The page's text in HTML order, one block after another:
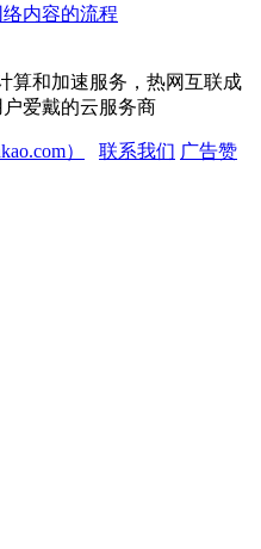
内容的流程
算和加速服务，热网互联成
爱戴的云服务商
） 联系我们 广告赞